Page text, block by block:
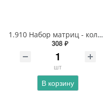
1.910 Набор матриц - колпачков для фронтальных зубов 14 типов
308 ₽
шт
В корзину